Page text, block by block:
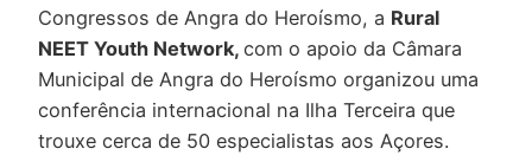
Congressos de Angra do Heroísmo, a Rural
NEET Youth Network, com o apoio da Câmara
Municipal de Angra do Heroísmo organizou uma
conferência internacional na Ilha Terceira que
trouxe cerca de 50 especialistas aos Açores.